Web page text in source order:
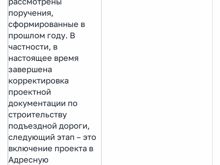
поручения,
сформированные в
прошлом году. В
частности, в
настоящее время
завершена
корректировка
проектной
документации по
строительству
подъездной дороги,
следующий этап – это
включение проекта в
Адресную